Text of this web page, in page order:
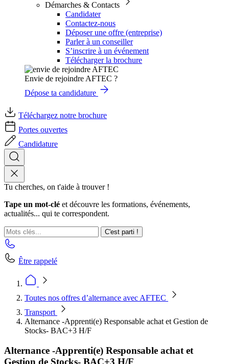
Démarches & Contacts
Candidater
Contactez-nous
Déposer une offre (entreprise)
Parler à un conseiller
S’inscrire à un événement
Télécharger la brochure
Envie de rejoindre AFTEC ?
Dépose ta candidature
Téléchargez notre brochure
Portes ouvertes
Candidature
Tu cherches, on t'aide à trouver !
Tape un mot-clé et découvre les formations, événements,
actualités... qui te correspondent.
C'est parti !
Être rappelé
Toutes nos offres d’alternance avec AFTEC
Transport
Alternance -Apprenti(e) Responsable achat et Gestion de
Stocks- BAC+3 H/F
Alternance -Apprenti(e) Responsable achat et
Gestion de Stocks- BAC+3 H/F